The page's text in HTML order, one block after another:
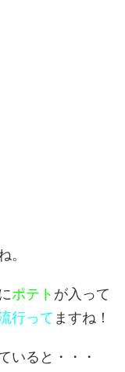
。
ポテト が入って
行って ますね！
いると・・・